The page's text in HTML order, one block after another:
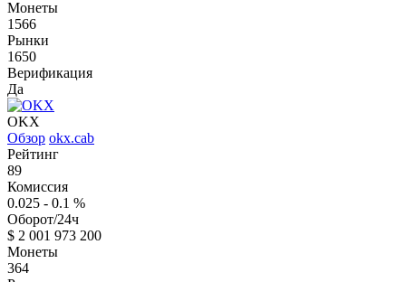
Монеты
1566
Рынки
1650
Верификация
Да
OKX
Обзор okx.cab
Рейтинг
89
Комиссия
0.025 - 0.1 %
Оборот/24ч
$ 2 001 973 200
Монеты
364